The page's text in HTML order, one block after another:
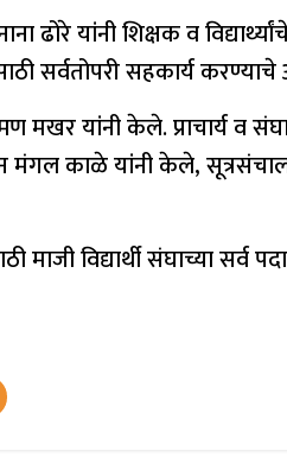
ढोरे यांनी शिक्षक व
सर्वतोपरी सहकार्य
मखर यांनी केले. प्राचार्य
मंगल काळे यांनी केले,
माजी विद्यार्थी संघाच्या सर्व